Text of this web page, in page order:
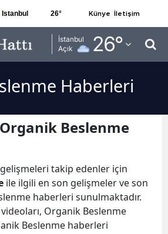
26° Künye İletişim
İstanbul
Açık
26°
Adana
Adıyaman
Afyonkarahisar
Amasya
Antalya
Artvin
Aydın
Haberleri
Beslenme
takip edenler için
ile ilgili en son gelişmeler ve son
haberleri sunulmaktadır.
Organik Beslenme
Beslenme haberleri